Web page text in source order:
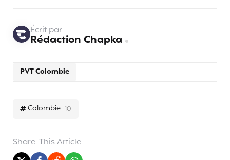
Colombie 10
PVT Colombie
Écrit par
Rédaction Chapka
Share This Article